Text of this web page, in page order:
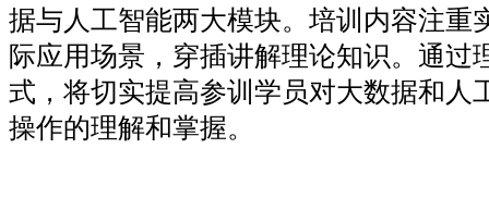
据与人工智能两大模块。培训内容注重
际应用场景，穿插讲解理论知识。通过
式，将切实提高参训学员对大数据和人
操作的理解和掌握。